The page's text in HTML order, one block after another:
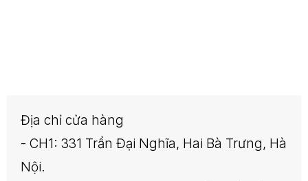
Địa chỉ cửa hàng
- CH1: 331 Trần Đại Nghĩa, Hai Bà Trưng, Hà
Nội.